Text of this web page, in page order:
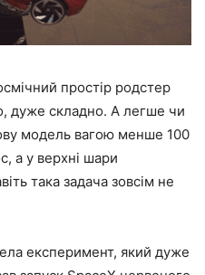
простір родстер
дуже складно. А легше чи
модель вагою менше 100
а у верхні шари
така задача зовсім не
експеримент, який дуже